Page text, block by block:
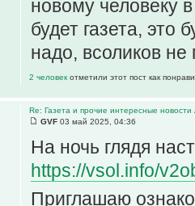
новому человеку
будет газета, это
надо, всоликов
2 человек отметили этот пост как
Re: Газета и прочие интересные новости
GVF 03 май 2025, 04:36
На ночь глядя
https://vsol.info/
Приглашаю